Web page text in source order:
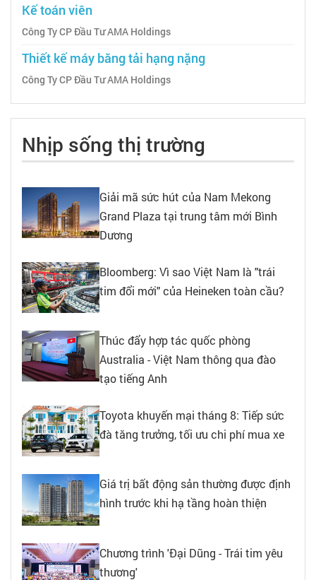
Kế toán viên
Công Ty CP Đầu Tư AMA Holdings
Thiết kế máy băng tải hạng nặng
Công Ty CP Đầu Tư AMA Holdings
Nhịp sống thị trường
Giải mã sức hút của Nam Mekong
Grand Plaza tại trung tâm mới Bình
Dương
Bloomberg: Vì sao Việt Nam là "trái
tim đổi mới" của Heineken toàn cầu?
Thúc đẩy hợp tác quốc phòng
Australia - Việt Nam thông qua đào
tạo tiếng Anh
Toyota khuyến mại tháng 8: Tiếp sức
đà tăng trưởng, tối ưu chi phí mua xe
Giá trị bất động sản thường được định
hình trước khi hạ tầng hoàn thiện
Chương trình 'Đại Dũng - Trái tim yêu
thương'